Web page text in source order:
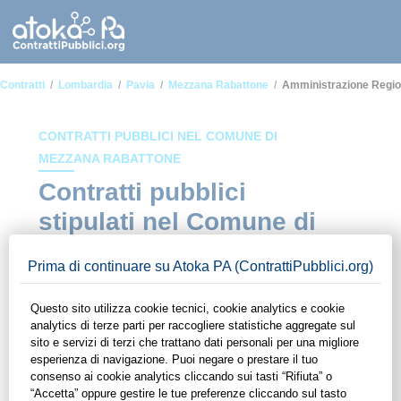
Contratti Lombardia Pavia Mezzana Rabattone Amministrazione
CONTRATTI PUBBLICI NEL COMUNE DI
MEZZANA RABATTONE
Contratti pubblici
stipulati nel Comune di
ambito Amministrazione
regionale e locale
In questa sezione del sito di ContrattiPubblici.org potrai avere
ad alcuni dei contratti presenti nella piattaforma stipulati
all'interno del Comune di Mezzana Rabattone in ambito
Amministrazione regionale e locale. Grazie alle funzionalità di